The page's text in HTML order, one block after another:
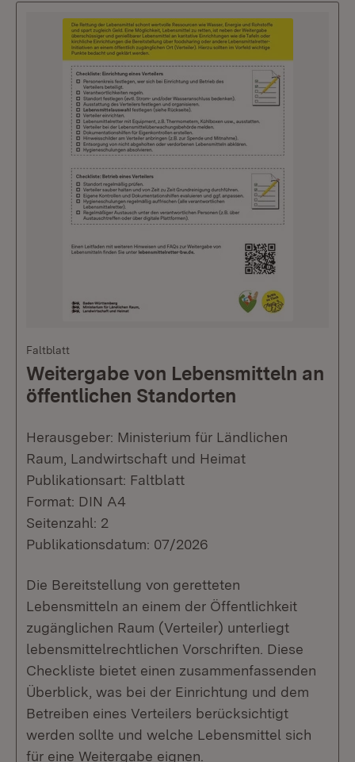
Faltblatt
Weitergabe von Lebensmitteln an
öffentlichen Standorten
Herausgeber: Ministerium für Ländlichen
Raum, Landwirtschaft und Heimat
Publikationsart: Faltblatt
Format: DIN A4
Seitenzahl: 2
Publikationsdatum: 07/2026
Die Bereitstellung von geretteten
Lebensmitteln an einem der Öffentlichkeit
zugänglichen Raum (Verteiler) unterliegt
lebensmittelrechtlichen Vorschriften. Diese
Checkliste bietet einen zusammenfassenden
Überblick, was bei der Einrichtung und dem
Betreiben eines Verteilers berücksichtigt
werden sollte und welche Lebensmittel sich
für eine Weitergabe eignen.